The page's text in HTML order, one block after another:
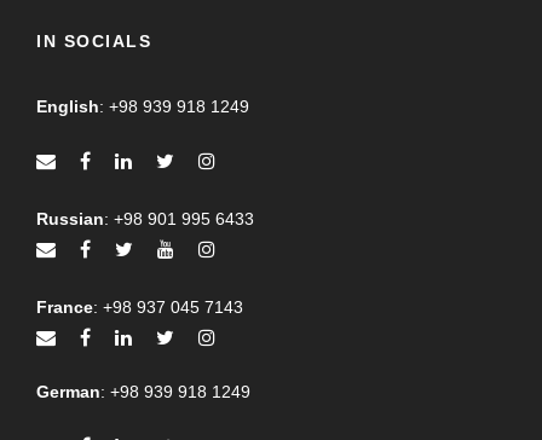
IN SOCIALS
English: +98 939 918 1249
Russian: +98 901 995 6433
France: +98 937 045 7143
German: +98 939 918 1249